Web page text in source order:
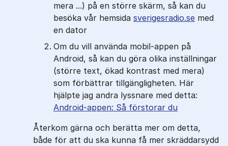
mera ...) på en större skärm, så kan du
besöka vår hemsida sverigesradio.se med
en dator
Om du vill använda mobil-appen på
Android, så kan du göra olika inställningar
(större text, ökad kontrast med mera)
som förbättrar tillgängligheten. Här
hjälpte jag andra lyssnare med detta:
Android-appen: Så förstorar du
Återkom gärna och berätta mer om detta,
både för att du ska kunna få mer skräddarsydd